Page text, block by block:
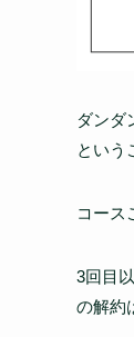
ダンダ
という
コース
3回目
の解約